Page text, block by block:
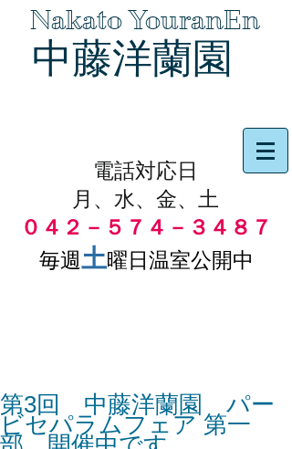
Nakato YouranEn
中藤洋蘭園
電話対応日
月、水、金、土
０４２－５７４－３４８７
毎週土曜日温室公開中
第3回 中藤洋蘭園 パー
ビセパラムフェア 第一